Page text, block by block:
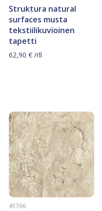
Struktura natural
surfaces musta
tekstiilikuvioinen
tapetti
62,90 €/rll
45766